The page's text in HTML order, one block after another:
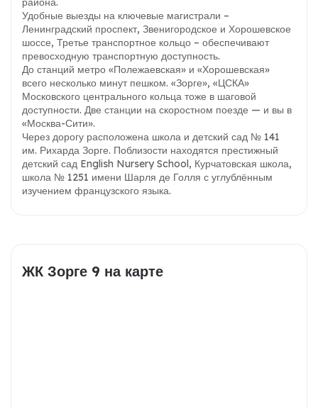
Удобные выезды на ключевые магистрали –
Ленинградский проспект, Звенигородское и Хорошевское
шоссе, Третье транспортное кольцо – обеспечивают
превосходную транспортную доступность.
До станций метро «Полежаевская» и «Хорошевская»
всего несколько минут пешком. «Зорге», «ЦСКА»
Московского центрального кольца тоже в шаговой
доступности. Две станции на скоростном поезде — и вы в
«Москва-Сити».
Через дорогу расположена школа и детский сад № 141
им. Рихарда Зорге. Поблизости находятся престижный
детский сад English Nursery School, Курчатовская школа,
школа № 1251 имени Шарля де Голля с углублённым
изучением французского языка.
ЖК Зорге 9 на карте